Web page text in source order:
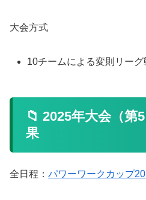
大会方式
10チームによる変則リーグ
📁 2025年大会（第
果
全日程： パワーワークカップ